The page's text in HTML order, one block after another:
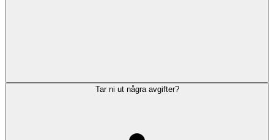
Tar ni ut några avgifter?